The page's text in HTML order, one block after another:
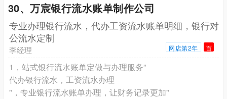
30、万宸银行流水账单制作公司
专业办理银行流水，代办工资流水账单明细，银行对
公流水定制
李经理 网店第2年 百
1，站式银行流水账单定做与办理服务”
代办银行流水，工资流水办理
"，专业银行流水账单办理，让财务记录更加"